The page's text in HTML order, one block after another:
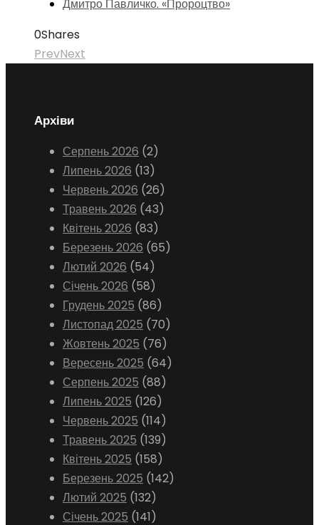
Дмитро Павличко. «Пророцтво»
0Shares
PrevNext
Архіви
Серпень 2026 (2)
Липень 2026 (13)
Червень 2026 (26)
Травень 2026 (43)
Квітень 2026 (83)
Березень 2026 (65)
Лютий 2026 (54)
Січень 2026 (58)
Грудень 2025 (86)
Листопад 2025 (70)
Жовтень 2025 (76)
Вересень 2025 (64)
Серпень 2025 (88)
Липень 2025 (126)
Червень 2025 (114)
Травень 2025 (139)
Квітень 2025 (158)
Березень 2025 (142)
Лютий 2025 (132)
Січень 2025 (141)